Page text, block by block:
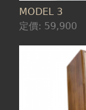
MODEL 3
定價: 59,900